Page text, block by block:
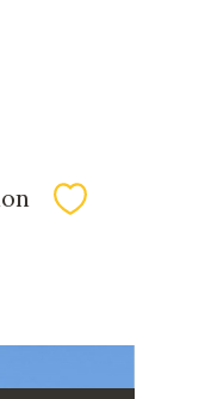
Sélectionner